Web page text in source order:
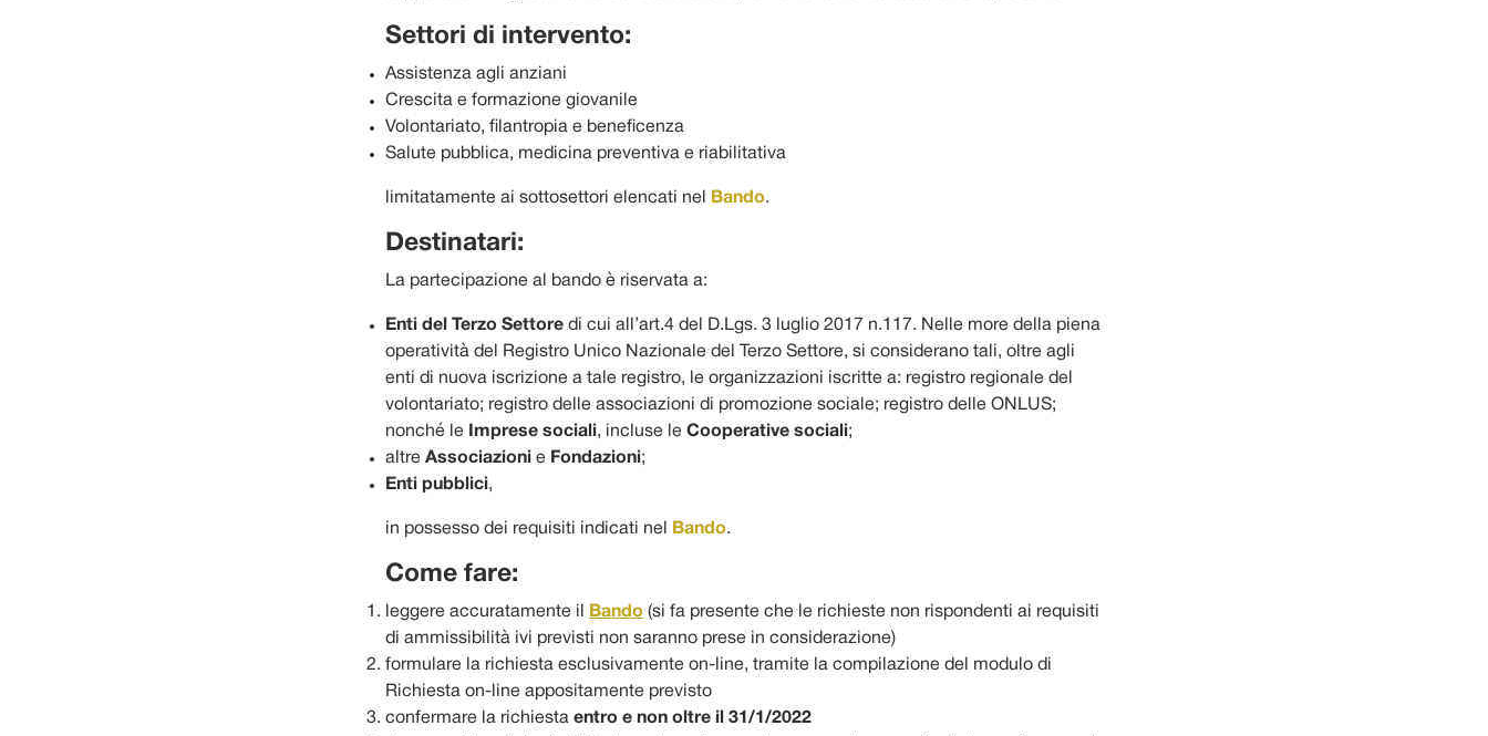
Settori di intervento:
Assistenza agli anziani
Crescita e formazione giovanile
Volontariato, filantropia e beneficenza
Salute pubblica, medicina preventiva e riabilitativa
limitatamente ai sottosettori elencati nel Bando.
Destinatari:
La partecipazione al bando è riservata a:
Enti del Terzo Settore di cui all’art.4 del D.Lgs. 3 luglio 2017 n.117. Nelle more della piena
operatività del Registro Unico Nazionale del Terzo Settore, si considerano tali, oltre agli
enti di nuova iscrizione a tale registro, le organizzazioni iscritte a: registro regionale del
volontariato; registro delle associazioni di promozione sociale; registro delle ONLUS;
nonché le
Imprese sociali, incluse le Cooperative sociali;
altre Associazioni e Fondazioni;
Enti pubblici,
in possesso dei requisiti indicati nel Bando.
Come fare:
leggere accuratamente il Bando (si fa presente che le richieste non rispondenti ai requisiti
di ammissibilità ivi previsti non saranno prese in considerazione)
formulare la richiesta esclusivamente on-line, tramite la compilazione del modulo di
Richiesta on-line appositamente previsto
confermare la richiesta entro e non oltre il 31/1/2022